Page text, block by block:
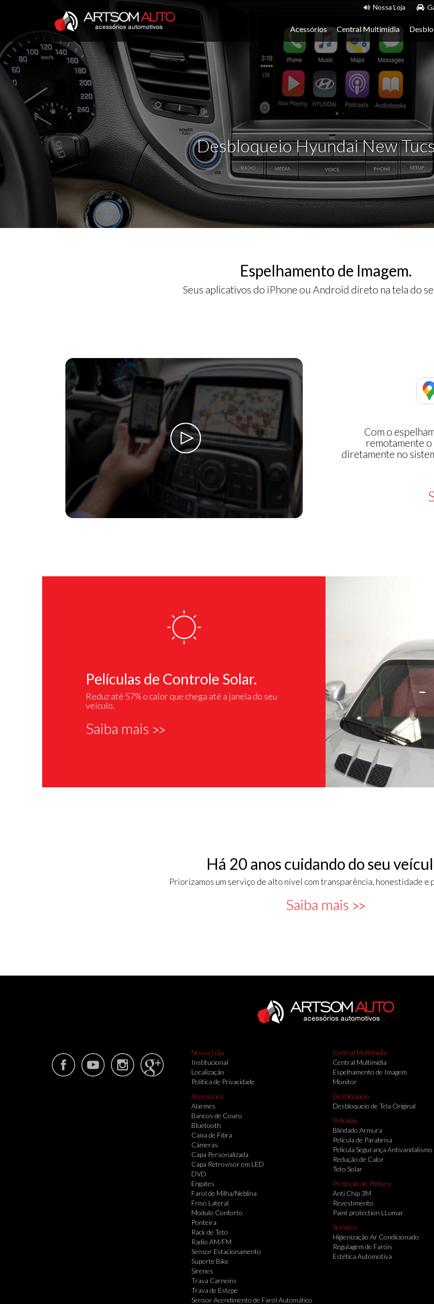
Nossa Loja
Acessórios Central Multimídia
Desbloqueio Hyundai New
Espelhamento de Imagem.
Seus aplicativos do iPhone ou Android direto na tela do
Com o
remotamente
diretamente no
Películas de Controle Solar.
Reduz até 57% o calor que chega até a janela do seu
veículo.
Saiba mais >>
Há 20 anos cuidando do seu
Priorizamos um serviço de alto nível com transparência, honestidade e
Saiba mais >>
Nossa Loja
Institucional
Localização
Politica de Privacidade
Acessórios
Alarmes
Bancos de Couro
Bluetooth
Caixa de Fibra
Câmeras
Capa Personalizada
Capa Retrovisor em LED
DVD
Engates
Farol de Milha/Neblina
Friso Lateral
Modulo Conforto
Ponteira
Rack de Teto
Radio AM/FM
Sensor Estacionamento
Suporte Bike
Sirenes
Trava Carneiro
Trava de Estepe
Sensor Acendimento de Farol Automático
Central Multimídia
Central Multimídia
Espelhamento de Imagem
Monitor
Desbloqueio
Desbloqueio de Tela Original
Peliculas
Blindado Armura
Película de Parabrisa
Película Segurança Antivandalismo
Redução de Calor
Teto Solar
Proteção de Pintura
Anti Chip 3M
Revestimento
Paint protection LLumar
Serviços
Higienização Ar Condicionado
Regulagem de Faróis
Estética Automotiva